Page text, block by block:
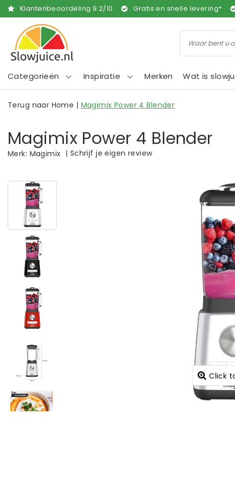
Klantenbeoordeling 9.2/10 Gratis en snelle levering*
Categorieën Inspiratie Merken Wat is
Terug naar Home | Magimix Power 4 Blender
Magimix Power 4 Blender
Merk: Magimix | Schrijf je eigen review
Click